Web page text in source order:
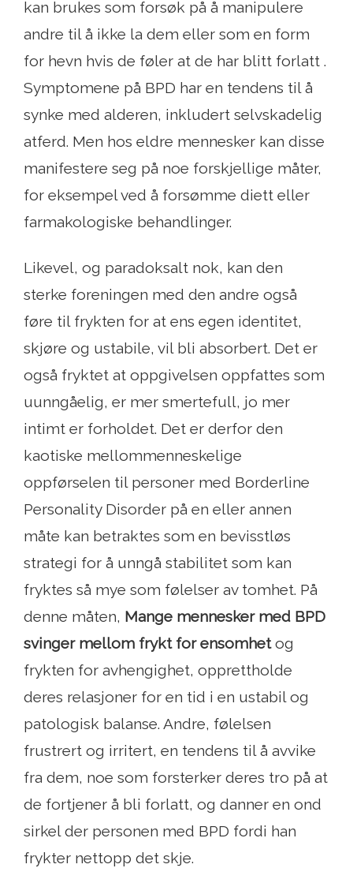
kan brukes som forsøk på å manipulere
andre til å ikke la dem eller som en form
for hevn hvis de føler at de har blitt forlatt .
Symptomene på BPD har en tendens til å
synke med alderen, inkludert selvskadelig
atferd. Men hos eldre mennesker kan disse
manifestere seg på noe forskjellige måter,
for eksempel ved å forsømme diett eller
farmakologiske behandlinger.
Likevel, og paradoksalt nok, kan den
sterke foreningen med den andre også
føre til frykten for at ens egen identitet,
skjøre og ustabile, vil bli absorbert. Det er
også fryktet at oppgivelsen oppfattes som
uunngåelig, er mer smertefull, jo mer
intimt er forholdet. Det er derfor den
kaotiske mellommenneskelige
oppførselen til personer med Borderline
Personality Disorder på en eller annen
måte kan betraktes som en bevisstløs
strategi for å unngå stabilitet som kan
fryktes så mye som følelser av tomhet. På
denne måten, Mange mennesker med BPD
svinger mellom frykt for ensomhetog
frykten for avhengighet, opprettholde
deres relasjoner for en tid i en ustabil og
patologisk balanse. Andre, følelsen
frustrert og irritert, en tendens til å avvike
fra dem, noe som forsterker deres tro på at
de fortjener å bli forlatt, og danner en ond
sirkel der personen med BPD fordi han
frykter nettopp det skje.